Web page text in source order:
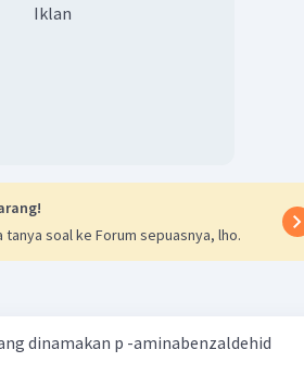
Iklan
tanya soal ke Forum sepuasnya, lho.
dinamakan p -aminabenzaldehid